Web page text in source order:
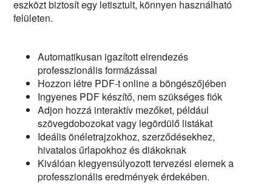
eszközt biztosít egy letisztult, könnyen használható
felületen.
Automatikusan igazított elrendezés
professzionális formázással
Hozzon létre PDF-t online a böngészőjében
Ingyenes PDF készítő, nem szükséges fiók
Adjon hozzá interaktív mezőket, például
szövegdobozokat vagy legördülő listákat
Ideális önéletrajzokhoz, szerződésekhez,
hivatalos űrlapokhoz és diákoknak
Kiválóan kiegyensúlyozott tervezési elemek a
professzionális eredmények érdekében.